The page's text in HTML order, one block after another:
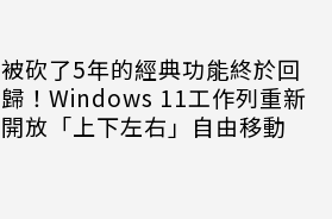
被砍了5年的經典功能終於回
歸！Windows 11工作列重新
開放「上下左右」自由移動